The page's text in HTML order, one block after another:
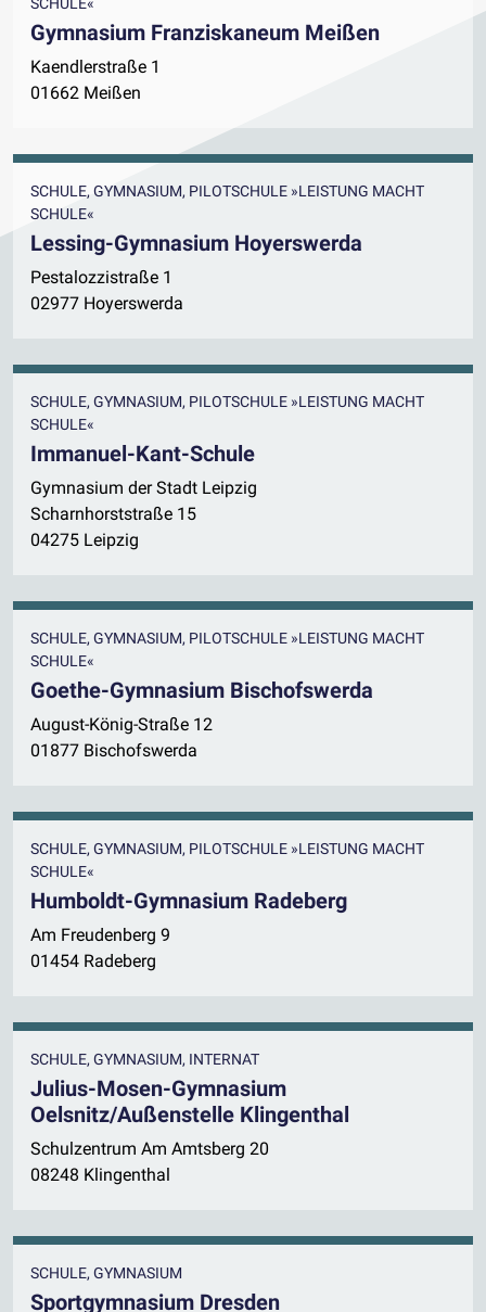
Gymnasium Franziskaneum Meißen
Kaendlerstraße 1
01662 Meißen
SCHULE, GYMNASIUM, PILOTSCHULE »LEISTUNG MACHT
SCHULE«
Lessing-Gymnasium Hoyerswerda
Pestalozzistraße 1
02977 Hoyerswerda
SCHULE, GYMNASIUM, PILOTSCHULE »LEISTUNG MACHT
SCHULE«
Immanuel-Kant-Schule
Gymnasium der Stadt Leipzig
Scharnhorststraße 15
04275 Leipzig
SCHULE, GYMNASIUM, PILOTSCHULE »LEISTUNG MACHT
SCHULE«
Goethe-Gymnasium Bischofswerda
August-König-Straße 12
01877 Bischofswerda
SCHULE, GYMNASIUM, PILOTSCHULE »LEISTUNG MACHT
SCHULE«
Humboldt-Gymnasium Radeberg
Am Freudenberg 9
01454 Radeberg
SCHULE, GYMNASIUM, INTERNAT
Julius-Mosen-Gymnasium
Oelsnitz/Außenstelle Klingenthal
Schulzentrum Am Amtsberg 20
08248 Klingenthal
SCHULE, GYMNASIUM
Sportgymnasium Dresden